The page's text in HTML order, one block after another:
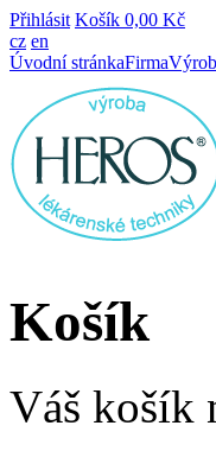
Přihlásit Košík 0,00 Kč
cz en
Úvodní stránkaFirma
Košík
Váš košík